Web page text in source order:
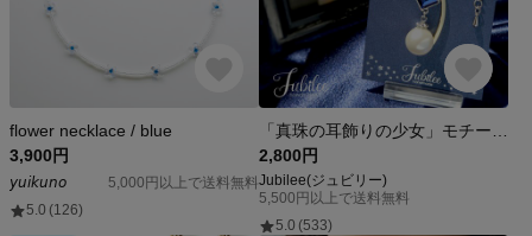
flower necklace / blue
3,900円
𝘺𝘶𝘪𝘬𝘶𝘯𝘰
5,000円以上で送料無料
5.0 (126)
2,800円
Jubilee(ジュビリー)
5,500円以上で送料無料
5.0 (533)